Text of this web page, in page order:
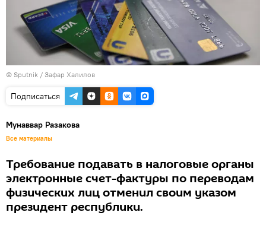
© Sputnik / Зафар Халилов
Подписаться
Мунаввар Разакова
Все материалы
Требование подавать в налоговые органы
электронные счет-фактуры по переводам
физических лиц отменил своим указом
президент республики.